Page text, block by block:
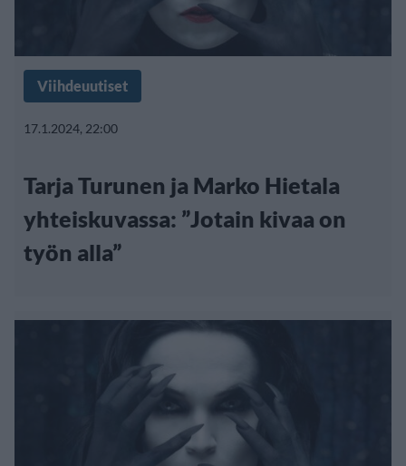
Viihdeuutiset
17.1.2024, 22:00
Tarja Turunen ja Marko Hietala
yhteiskuvassa: ”Jotain kivaa on
työn alla”